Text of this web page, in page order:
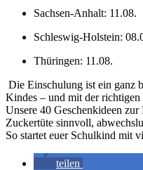
Sachsen-Anhalt: 11.08.
Schleswig-Holstein:
Thüringen: 11.08.
Die Einschulung ist ein ganz
Kindes – und mit der
Unsere 40 Geschenkideen
Zuckertüte sinnvoll,
So startet euer Schulkind mit
teilen